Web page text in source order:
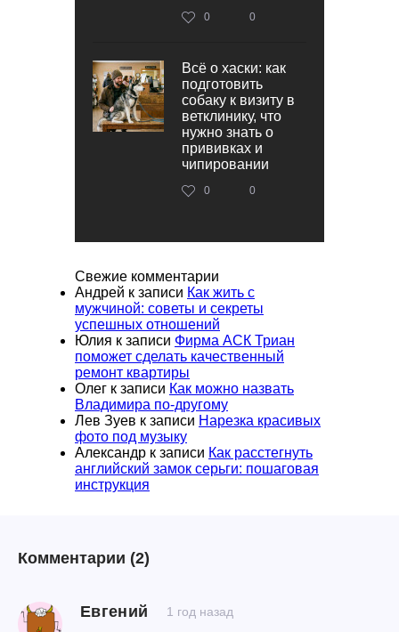
0 0
Всё о хаски: как
подготовить
собаку к визиту в
ветклинику, что
нужно знать о
прививках и
чипировании
0 0
Свежие комментарии
Андрей к записи Как жить с
мужчиной: советы и секреты
успешных отношений
Юлия к записи Фирма АСК Триан
поможет сделать качественный
ремонт квартиры
Олег к записи Как можно назвать
Владимира по-другому
Лев Зуев к записи Нарезка красивых
фото под музыку
Александр к записи Как расстегнуть
английский замок серьги: пошаговая
инструкция
Комментарии (2)
Евгений 1 год назад